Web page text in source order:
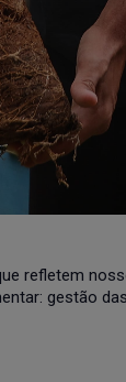
refletem
gestão